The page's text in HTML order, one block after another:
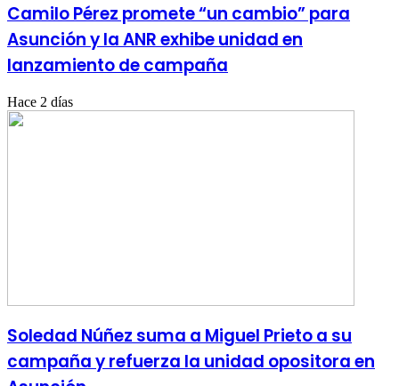
Camilo Pérez promete “un cambio” para
Asunción y la ANR exhibe unidad en
lanzamiento de campaña
Hace 2 días
Soledad Núñez suma a Miguel Prieto a su
campaña y refuerza la unidad opositora en